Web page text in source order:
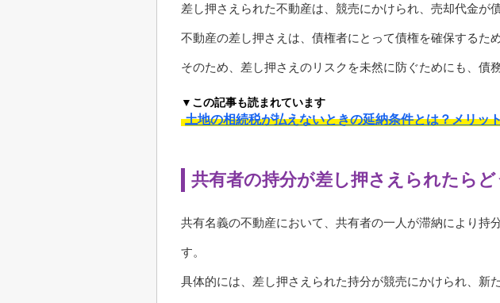
差し押さえられた不動産は、競売にかけられ、売却代金が
不動産の差し押さえは、債権者にとって債権を確保するた
そのため、差し押さえのリスクを未然に防ぐためにも、債
▼この記事も読まれています
土地の相続税が払えないときの延納条件とは？メリッ
共有者の持分が差し押さえられたらど
共有名義の不動産において、共有者の一人が滞納により持
す。
具体的には、差し押さえられた持分が競売にかけられ、新